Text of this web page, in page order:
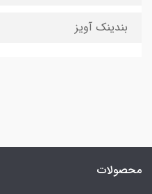
بندینک آویز
محصولات